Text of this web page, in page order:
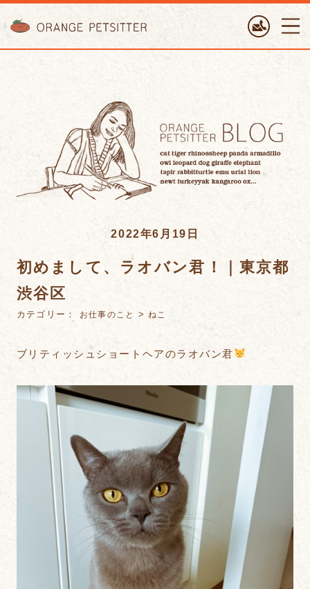
2022年6月19日
初めまして、ラオバン君！｜東京都
渋谷区
カテゴリー： お仕事のこと >ねこ
ブリティッシュショートヘアのラオバン君